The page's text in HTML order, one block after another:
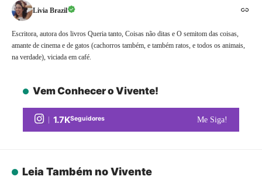
Livia Brazil
Escritora, autora dos livros Queria tanto, Coisas não ditas e O semitom das coisas,
amante de cinema e de gatos (cachorros também, e também ratos, e todos os animais,
na verdade), viciada em café.
Vem Conhecer o Vivente!
1.7KSeguidores Me Siga!
Leia Também no Vivente